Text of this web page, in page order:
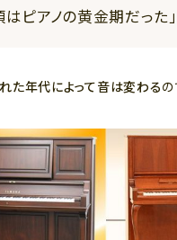
はピアノの黄金期だった」
た年代によって音は変わるの